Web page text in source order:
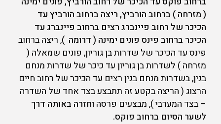
( מזרחה ) ברחוב הורביץ, ריצה ברחוב הורביץ עד
הכיכר של רחוב פיינברג רצים ברחוב פיינברג עד
הכיכר ברחוב פינס פונים ימינה ( דרומה ), ריצה ברחוב
פינס עד הכיכר של שדרות בן גוריון, פונים שמאלה (
מזרחה ) לשדרות בן גוריון עד כיכר של שדרות מנחם
בגין, בשדרות מנחם בגין רצים עד הכיכר של רחוב חיים
הרצוג ( הריצה בקטע זה תתבצע בצד אחד של השדרה
– בצד המערבי ), מבצעים פרסה וחזרה באותה דרך
לשער הסיום ברחוב פוקס.